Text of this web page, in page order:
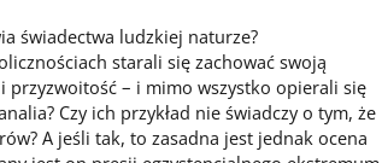
świadectwa ludzkiej naturze?
starali się zachować swoją
przyzwoitość – i mimo wszystko opierali się
Czy ich przykład nie świadczy o tym, że
A jeśli tak, to zasadna jest jednak ocena